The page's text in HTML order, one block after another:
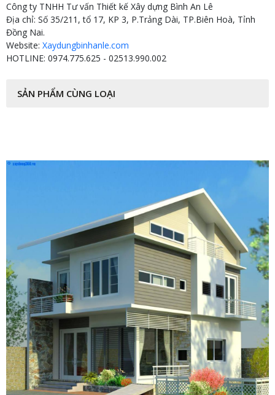
Công ty TNHH Tư vấn Thiết kế Xây dựng Bình An Lê
Địa chỉ: Số 35/211, tổ 17, KP 3, P.Trảng Dài, TP.Biên Hoà, Tỉnh
Đồng Nai.
Website: Xaydungbinhanle.com
HOTLINE: 0974.775.625 - 02513.990.002
SẢN PHẨM CÙNG LOẠI